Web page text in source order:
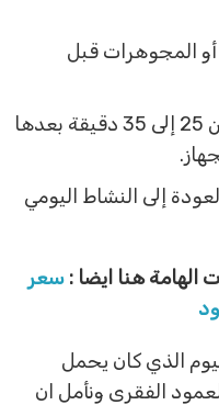
المجوهرات قبل
تستغرق الأشعة من 25 إلى 35 دقيقة بعدها
إلى النشاط اليومي
هنا ايضا :سعر
الذي كان يحمل
الفقرى ونأمل ان